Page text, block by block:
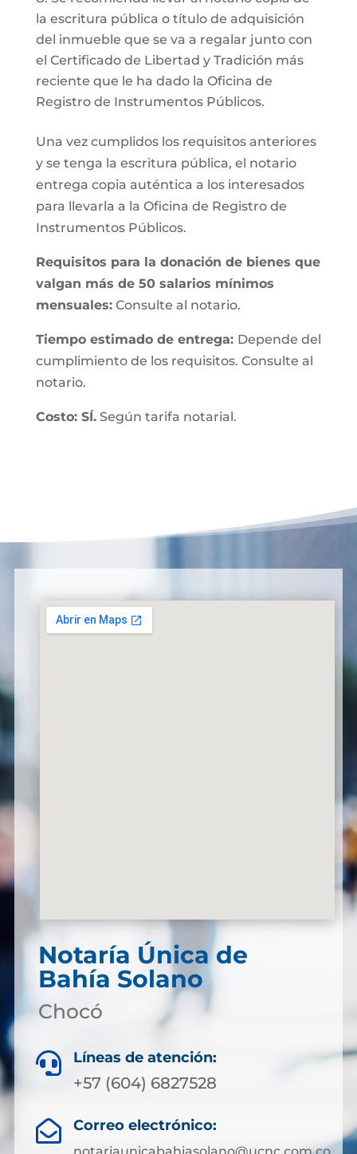
la escritura pública o título de adquisición
del inmueble que se va a regalar junto con
el Certificado de Libertad y Tradición más
reciente que le ha dado la Oficina de
Registro de Instrumentos Públicos.
Una vez cumplidos los requisitos anteriores
y se tenga la escritura pública, el notario
entrega copia auténtica a los interesados
para llevarla a la Oficina de Registro de
Instrumentos Públicos.
Requisitos para la donación de bienes que
valgan más de 50 salarios mínimos
mensuales:Consulte al notario.
Tiempo estimado de entrega: Depende del
cumplimiento de los requisitos. Consulte al
notario.
Costo: SÍ.Según tarifa notarial.
Notaría Única de
Bahía Solano
Chocó
 Líneas de atención:
+57 (604) 6827528
 Correo electrónico: